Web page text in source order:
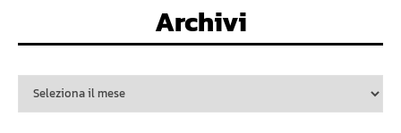
Archivi